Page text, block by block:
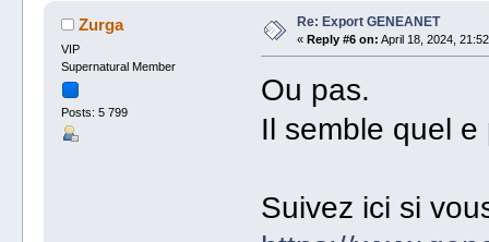
Zurga
VIP
Supernatural Member
Posts: 5 799
Re: Export GENEANET
« Reply #6 on: April 18, 2024,
Ou pas.
Il semble quel
Suivez ici si